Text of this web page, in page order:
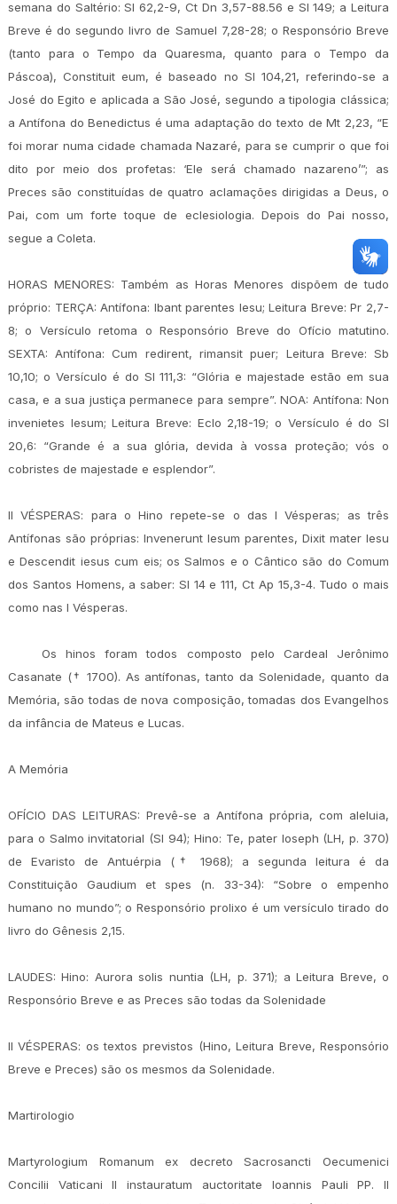
semana do Saltério: Sl 62,2-9, Ct Dn 3,57-88.56 e Sl 149; a Leitura
Breve é do segundo livro de Samuel 7,28-28; o Responsório Breve
(tanto para o Tempo da Quaresma, quanto para o Tempo da
Páscoa), Constituit eum, é baseado no Sl 104,21, referindo-se a
José do Egito e aplicada a São José, segundo a tipologia clássica;
a Antífona do Benedictus é uma adaptação do texto de Mt 2,23, “E
foi morar numa cidade chamada Nazaré, para se cumprir o que foi
dito por meio dos profetas: ‘Ele será chamado nazareno’”; as
Preces são constituídas de quatro aclamações dirigidas a Deus, o
Pai, com um forte toque de eclesiologia. Depois do Pai nosso,
segue a Coleta.
HORAS MENORES: Também as Horas Menores dispõem de tudo
próprio: TERÇA: Antífona: Ibant parentes Iesu; Leitura Breve: Pr 2,7-
8; o Versículo retoma o Responsório Breve do Ofício matutino.
SEXTA: Antífona: Cum redirent, rimansit puer; Leitura Breve: Sb
10,10; o Versículo é do Sl 111,3: “Glória e majestade estão em sua
casa, e a sua justiça permanece para sempre”. NOA: Antífona: Non
invenietes Iesum; Leitura Breve: Eclo 2,18-19; o Versículo é do Sl
20,6: “Grande é a sua glória, devida à vossa proteção; vós o
cobristes de majestade e esplendor”.
II VÉSPERAS: para o Hino repete-se o das I Vésperas; as três
Antífonas são próprias: Invenerunt Iesum parentes, Dixit mater Iesu
e Descendit iesus cum eis; os Salmos e o Cântico são do Comum
dos Santos Homens, a saber: Sl 14 e 111, Ct Ap 15,3-4. Tudo o mais
como nas I Vésperas.
Os hinos foram todos composto pelo Cardeal Jerônimo
Casanate († 1700). As antífonas, tanto da Solenidade, quanto da
Memória, são todas de nova composição, tomadas dos Evangelhos
da infância de Mateus e Lucas.
A Memória
OFÍCIO DAS LEITURAS: Prevê-se a Antífona própria, com aleluia,
para o Salmo invitatorial (Sl 94); Hino: Te, pater Ioseph (LH, p. 370)
de Evaristo de Antuérpia († 1968); a segunda leitura é da
Constituição Gaudium et spes (n. 33-34): “Sobre o empenho
humano no mundo”; o Responsório prolixo é um versículo tirado do
livro do Gênesis 2,15.
LAUDES: Hino: Aurora solis nuntia (LH, p. 371); a Leitura Breve, o
Responsório Breve e as Preces são todas da Solenidade
II VÉSPERAS: os textos previstos (Hino, Leitura Breve, Responsório
Breve e Preces) são os mesmos da Solenidade.
Martirologio
Martyrologium Romanum ex decreto Sacrosancti Oecumenici
Concilii Vaticani II instauratum auctoritate Ioannis Pauli PP. II